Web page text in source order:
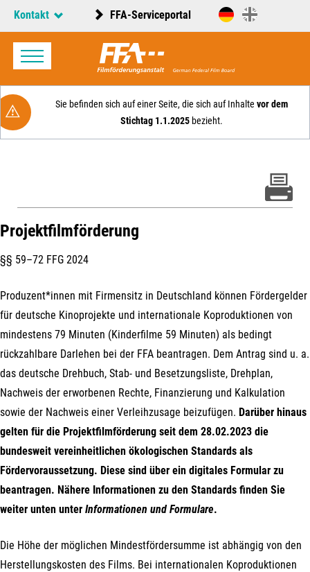
Kontakt FFA-Serviceportal
Sie befinden sich auf einer Seite, die sich auf Inhalte vor dem
Stichtag 1.1.2025bezieht.
Projektfilmförderung
§§ 59–72 FFG 2024
Produzent*innen mit Firmensitz in Deutschland können Fördergelder
für deutsche Kinoprojekte und internationale Koproduktionen von
mindestens 79 Minuten (Kinderfilme 59 Minuten) als bedingt
rückzahlbare Darlehen bei der FFA beantragen. Dem Antrag sind u. a.
das deutsche Drehbuch, Stab- und Besetzungsliste, Drehplan,
Nachweis der erworbenen Rechte, Finanzierung und Kalkulation
sowie der Nachweis einer Verleihzusage beizufügen. Darüber hinaus
gelten für die Projektfilmförderung seit dem 28.02.2023 die
bundesweit vereinheitlichen ökologischen Standards als
Fördervoraussetzung. Diese sind über ein digitales Formular zu
beantragen. Nähere Informationen zu den Standards finden Sie
weiter unten unter Informationen und Formulare.
Die Höhe der möglichen Mindestfördersumme ist abhängig von den
Herstellungskosten des Films. Bei internationalen Koproduktionen